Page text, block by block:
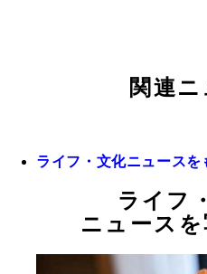
関連ニ
ライフ・文化ニュースを
ライフ
ニュース